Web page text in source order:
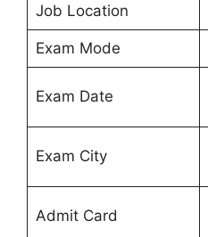
Job Location
Exam Mode
Exam Date
Exam City
Admit Card